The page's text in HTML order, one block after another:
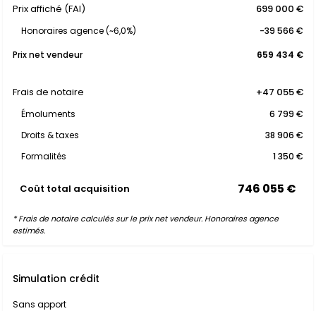
Prix affiché (FAI) 699 000 €
Honoraires agence (~6,0%)
-39 566 €
Prix net vendeur
659 434 €
Frais de notaire +47 055 €
Émoluments
6 799 €
Droits & taxes
38 906 €
Formalités
1 350 €
Coût total acquisition 746 055 €
* Frais de notaire calculés sur le prix net vendeur. Honoraires agence
estimés.
Simulation crédit
Sans apport